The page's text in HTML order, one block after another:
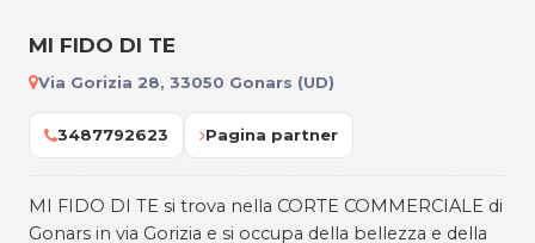
MI FIDO DI TE
Via Gorizia 28, 33050 Gonars (UD)
3487792623 Pagina partner
MI FIDO DI TE si trova nella CORTE COMMERCIALE di
Gonars in via Gorizia e si occupa della bellezza e della